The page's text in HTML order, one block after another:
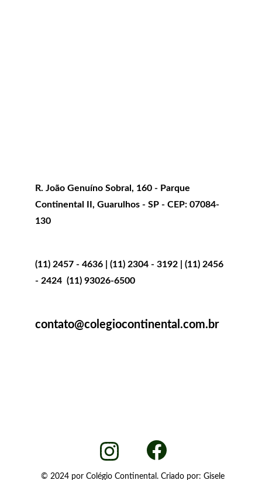
R. João Genuíno Sobral, 160 - Parque
Continental II, Guarulhos - SP - CEP: 07084-
130
(11) 2457 - 4636 | (11) 2304 - 3192 | (11) 2456
- 2424  (11) 93026-6500
© 2024 por Colégio Continental. Criado por: Gisele
contato@colegiocontinental.com.br